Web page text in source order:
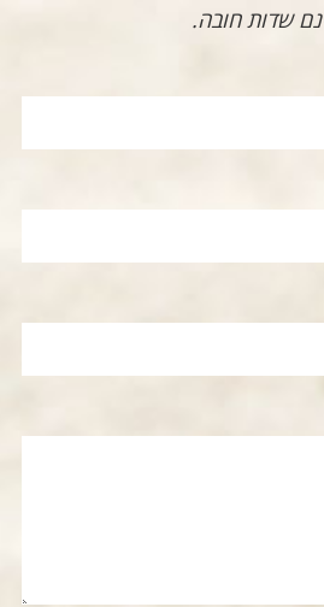
שדות חובה.